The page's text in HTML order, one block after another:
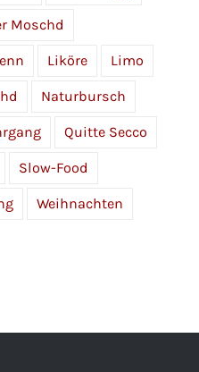
Moschd
Liköre Limo
Naturbursch
Quitte Secco
Slow-Food
Weihnachten